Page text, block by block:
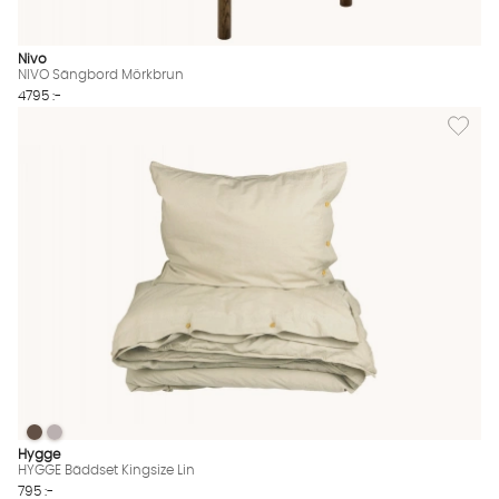
Nivo
NIVO Sängbord Mörkbrun
4795 :-
Lägg
HYGGE Bäddset Kingsize Lin Finns även i dessa färger:
HYGGE Bäddset Kingsize Lin
HYGGE Bäddset Kingsize Lin
Hygge
HYGGE Bäddset Kingsize Lin
795 :-